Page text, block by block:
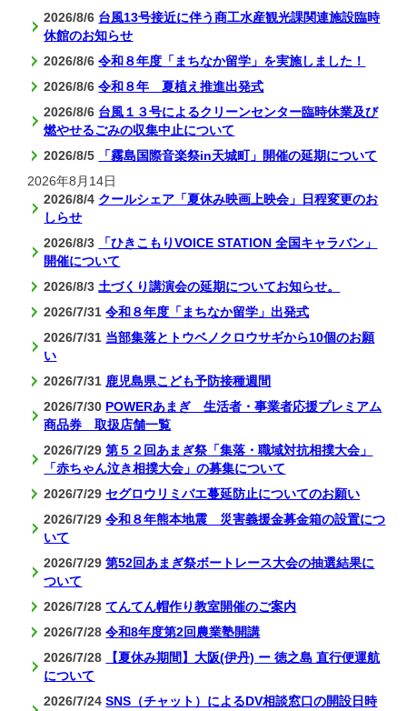
2026/8/6 台風13号接近に伴う商工水産観光課関連施設臨時
休館のお知らせ
2026/8/6令和８年度「まちなか留学」を実施しました！
2026/8/6令和８年 夏植え推進出発式
2026/8/6 台風１３号によるクリーンセンター臨時休業及び
燃やせるごみの収集中止について
2026/8/5
「霧島国際音楽祭in天城町」開催の延期について
2026年8月14日
2026/8/4 クールシェア「夏休み映画上映会」日程変更のお
しらせ
2026/8/3
「ひきこもりVOICE STATION 全国キャラバン」
開催について
2026/8/3 土づくり講演会の延期についてお知らせ。
2026/7/31令和８年度「まちなか留学」出発式
2026/7/31 当部集落とトウベノクロウサギから10個のお願
い
2026/7/31 鹿児島県こども予防接種週間
2026/7/30 POWERあまぎ 生活者・事業者応援プレミアム
商品券 取扱店舗一覧
2026/7/29第５２回あまぎ祭「集落・職域対抗相撲大会」
「赤ちゃん泣き相撲大会」の募集について
2026/7/29セグロウリミバエ蔓延防止についてのお願い
2026/7/29令和８年熊本地震 災害義援金募金箱の設置につ
いて
2026/7/29第52回あまぎ祭ボートレース大会の抽選結果に
ついて
2026/7/28てんてん帽作り教室開催のご案内
2026/7/28令和8年度第2回農業塾開講
2026/7/28
【夏休み期間】大阪(伊丹) ー 徳之島 直行便運航
について
2026/7/24SNS（チャット）によるDV相談窓口の開設日時